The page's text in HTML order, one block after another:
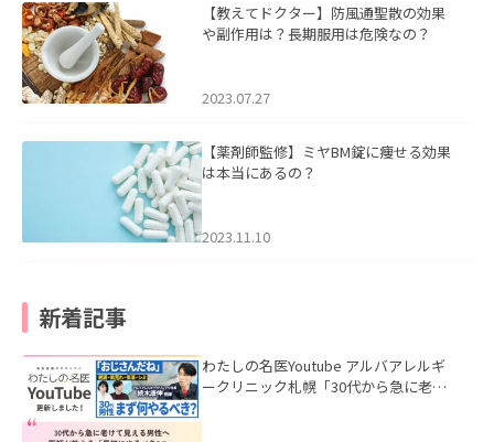
【教えてドクター】防風通聖散の効果
や副作用は？長期服用は危険なの？
2023.07.27
【薬剤師監修】ミヤBM錠に痩せる効果
は本当にあるの？
2023.11.10
新着記事
わたしの名医Youtube アルバアレルギ
ークリニック札幌「30代から急に老け